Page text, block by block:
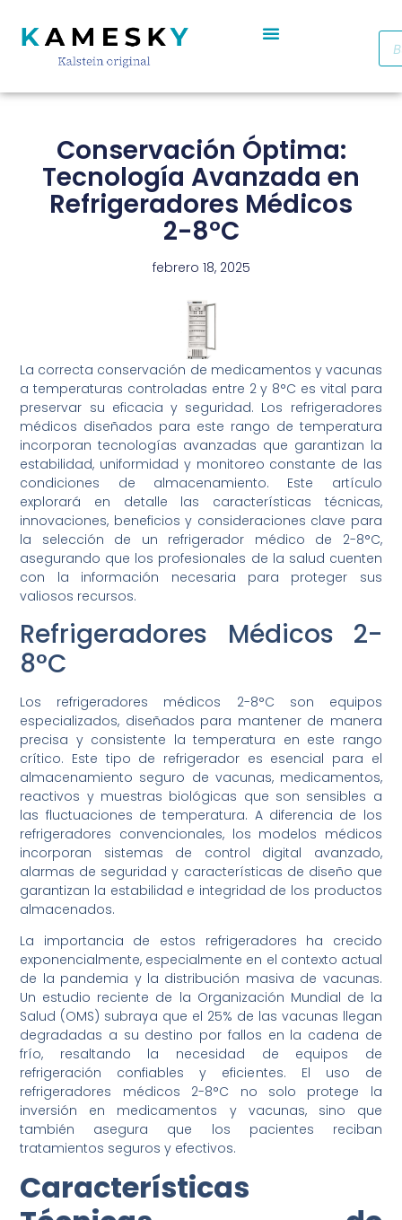
Conservación Óptima:
Tecnología Avanzada en
Refrigeradores Médicos
2-8°C
febrero 18, 2025
La correcta conservación de medicamentos y vacunas
a temperaturas controladas entre 2 y 8°C es vital para
preservar su eficacia y seguridad. Los refrigeradores
médicos diseñados para este rango de temperatura
incorporan tecnologías avanzadas que garantizan la
estabilidad, uniformidad y monitoreo constante de las
condiciones de almacenamiento. Este artículo
explorará en detalle las características técnicas,
innovaciones, beneficios y consideraciones clave para
la selección de un refrigerador médico de 2-8°C,
asegurando que los profesionales de la salud cuenten
con la información necesaria para proteger sus
valiosos recursos.
Refrigeradores Médicos 2-
8°C
Los refrigeradores médicos 2-8°C son equipos
especializados, diseñados para mantener de manera
precisa y consistente la temperatura en este rango
crítico. Este tipo de refrigerador es esencial para el
almacenamiento seguro de vacunas, medicamentos,
reactivos y muestras biológicas que son sensibles a
las fluctuaciones de temperatura. A diferencia de los
refrigeradores convencionales, los modelos médicos
incorporan sistemas de control digital avanzado,
alarmas de seguridad y características de diseño que
garantizan la estabilidad e integridad de los productos
almacenados.
La importancia de estos refrigeradores ha crecido
exponencialmente, especialmente en el contexto actual
de la pandemia y la distribución masiva de vacunas.
Un estudio reciente de la Organización Mundial de la
Salud (OMS) subraya que el 25% de las vacunas llegan
degradadas a su destino por fallos en la cadena de
frío, resaltando la necesidad de equipos de
refrigeración confiables y eficientes. El uso de
refrigeradores médicos 2-8°C no solo protege la
inversión en medicamentos y vacunas, sino que
también asegura que los pacientes reciban
tratamientos seguros y efectivos.
Características